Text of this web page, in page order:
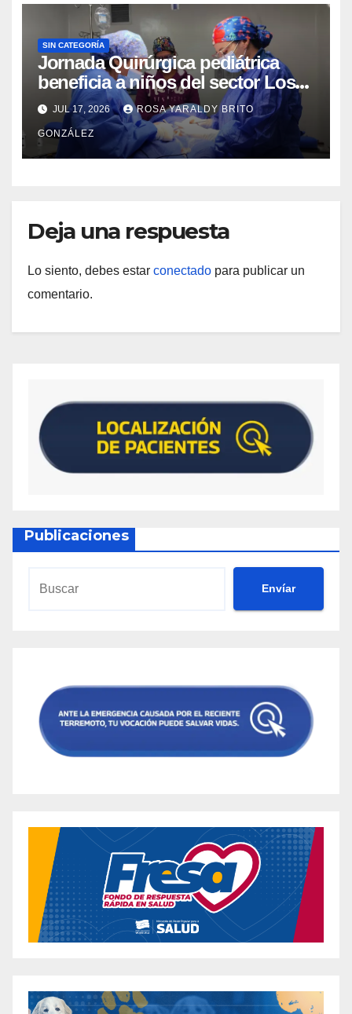
SIN CATEGORÍA
Jornada Quirúrgica pediátrica
beneficia a niños del sector Los
Curos
JUL 17, 2026 ROSA YARALDY BRITO
GONZÁLEZ
Deja una respuesta
Lo siento, debes estar conectado para publicar un
comentario.
Publicaciones
Envíar